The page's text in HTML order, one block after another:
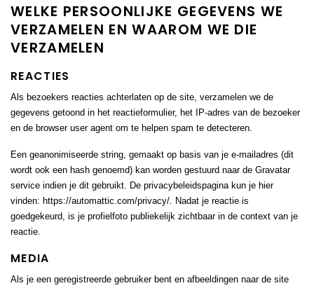
WELKE PERSOONLIJKE GEGEVENS WE
VERZAMELEN EN WAAROM WE DIE
VERZAMELEN
REACTIES
Als bezoekers reacties achterlaten op de site, verzamelen we de
gegevens getoond in het reactieformulier, het IP-adres van de bezoeker
en de browser user agent om te helpen spam te detecteren.
Een geanonimiseerde string, gemaakt op basis van je e-mailadres (dit
wordt ook een hash genoemd) kan worden gestuurd naar de Gravatar
service indien je dit gebruikt. De privacybeleidspagina kun je hier
vinden: https://automattic.com/privacy/. Nadat je reactie is
goedgekeurd, is je profielfoto publiekelijk zichtbaar in de context van je
reactie.
MEDIA
Als je een geregistreerde gebruiker bent en afbeeldingen naar de site